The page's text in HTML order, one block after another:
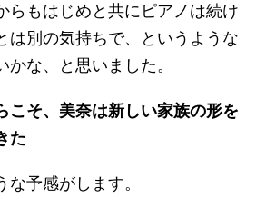
らもはじめと共にピアノは続け
は別の気持ちで、というような
な、と思いました。
こそ、美奈は新しい家族の形を
た
予感がします。